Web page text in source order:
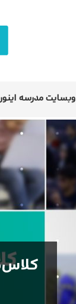
وبسایت مدرسه